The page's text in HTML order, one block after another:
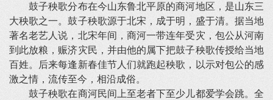
鼓子秧歌分布在今山东鲁北平原的商河地区，是山东三
大秧歌之一。鼓子秧歌源于北宋，成于明，盛于清。据当地
著名老艺人说，北宋年间，商河一带连年受灾，包公从河南
到此放粮，赈济灾民，并由他的属下把鼓子秧歌传授给当地
百姓。后来每逢新春佳节人们就跑起秧歌，以示对包公的感
激之情，流传至今，相沿成俗。
鼓子秧歌在商河民间上至老者下至少儿都爱学会跳。全